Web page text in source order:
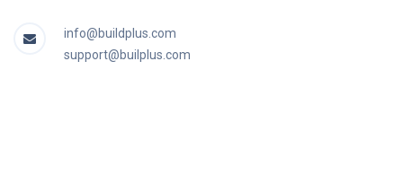
info@buildplus.com
support@builplus.com